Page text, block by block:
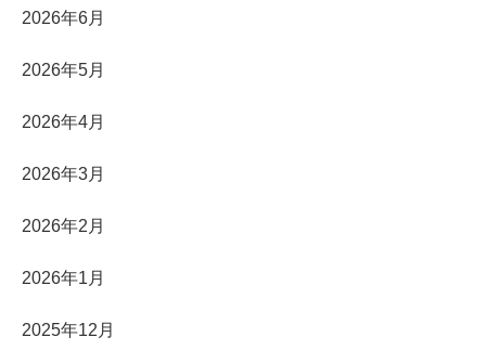
2026年6月
2026年5月
2026年4月
2026年3月
2026年2月
2026年1月
2025年12月